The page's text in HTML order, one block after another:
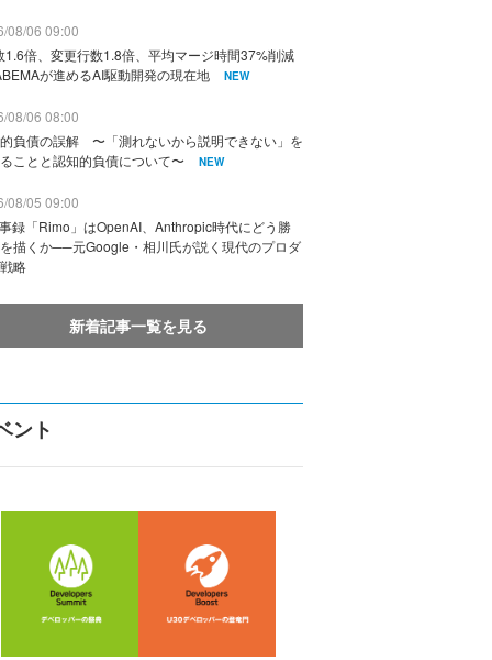
08/06 09:00
1.6倍、変更行数1.8倍、平均マージ時間37%削減
が進めるAI駆動開発の現在地
NEW
08/06 08:00
負債の誤解 〜「測れないから説明できない」を
ことと認知的負債について〜
NEW
08/05 09:00
録「Rimo」はOpenAI、Anthropic時代にどう勝
描くか──元Google・相川氏が説く現代のプロダ
略
新着記事一覧を見る
ント